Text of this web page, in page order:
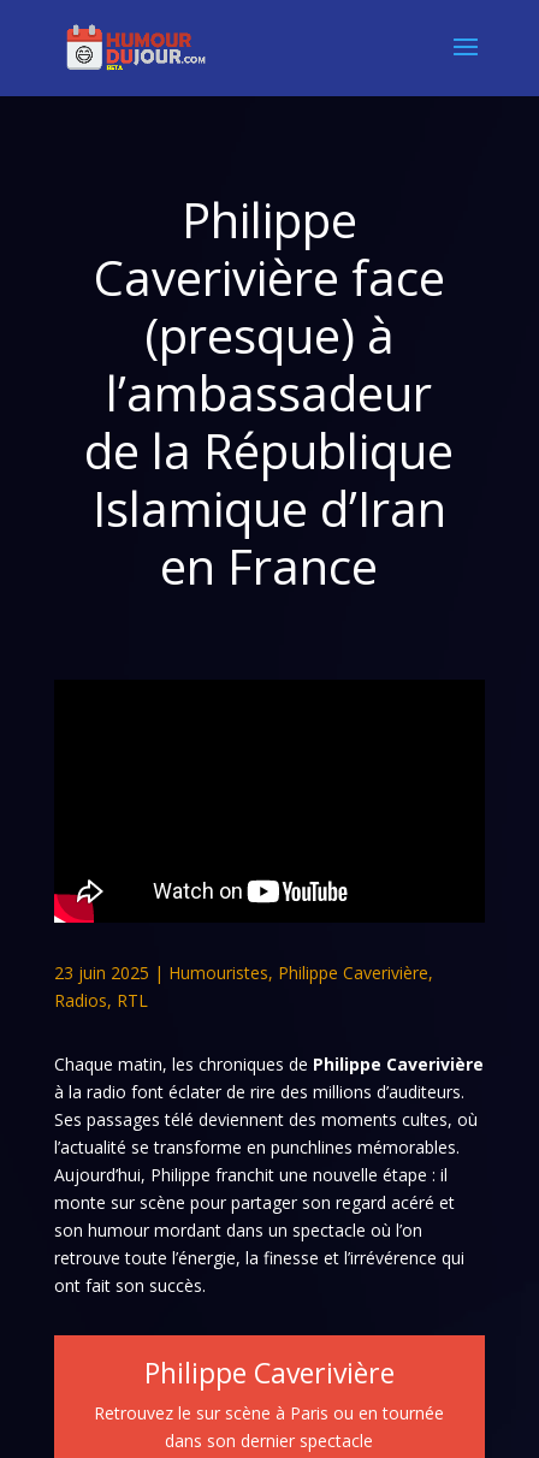
Philippe
Caverivière face
(presque) à
l’ambassadeur
de la République
Islamique d’Iran
en France
23 juin 2025 | Humouristes, Philippe Caverivière,
Radios, RTL
Chaque matin, les chroniques de Philippe Caverivière
à la radio font éclater de rire des millions d’auditeurs.
Ses passages télé deviennent des moments cultes, où
l’actualité se transforme en punchlines mémorables.
Aujourd’hui, Philippe franchit une nouvelle étape : il
monte sur scène pour partager son regard acéré et
son humour mordant dans un spectacle où l’on
retrouve toute l’énergie, la finesse et l’irrévérence qui
ont fait son succès.
Philippe Caverivière
Retrouvez le sur scène à Paris ou en tournée
dans son dernier spectacle